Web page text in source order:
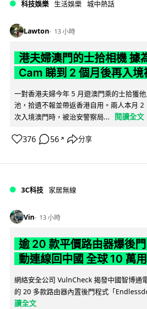
科技娛樂 生活娛樂 城中熱話
Lawton 13 小時
港夫婦澳門的士拾相機 據
Cam 睇到 2 個月後再入境
一對香港夫婦今年 5 月遊澳門乘的士拾獲
池，拾遺不報並帶返香港自用。兩人本月 2
次入境澳門時，被治安警察局...
閱讀全文
376 56 ↗ 分享
3C科技 家居無線
Vin 13 小時
逾 20 款平價路由器爆後
動連線回中國 全球 10 萬
網絡安全公司 VulnCheck 揭發中國智博通
的 20 多款路由器內置後門程式「
讀全文